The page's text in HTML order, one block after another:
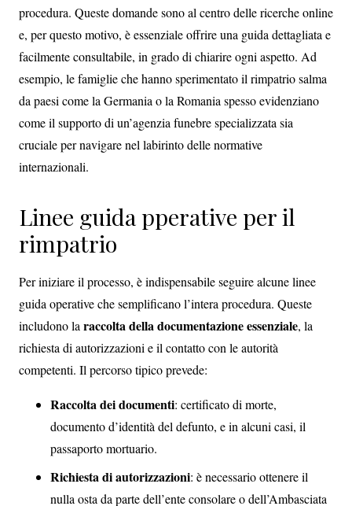
procedura. Queste domande sono al centro delle ricerche online
e, per questo motivo, è essenziale offrire una guida dettagliata e
facilmente consultabile, in grado di chiarire ogni aspetto. Ad
esempio, le famiglie che hanno sperimentato il rimpatrio salma
da paesi come la Germania o la Romania spesso evidenziano
come il supporto di un’agenzia funebre specializzata sia
cruciale per navigare nel labirinto delle normative
internazionali.
Linee guida pperative per il
rimpatrio
Per iniziare il processo, è indispensabile seguire alcune linee
guida operative che semplificano l’intera procedura. Queste
includono la raccolta della documentazione essenziale, la
richiesta di autorizzazioni e il contatto con le autorità
competenti. Il percorso tipico prevede:
Raccolta dei documenti: certificato di morte,
documento d’identità del defunto, e in alcuni casi, il
passaporto mortuario.
Richiesta di autorizzazioni: è necessario ottenere il
nulla osta da parte dell’ente consolare o dell’Ambasciata